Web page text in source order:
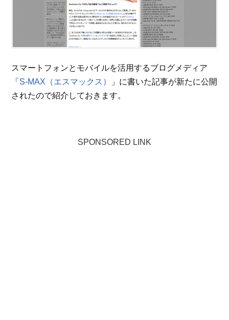
スマートフォンとモバイルを活用するブログメディア
「 S-MAX（エスマックス）
」に書いた記事が新たに公開
されたので紹介しておきます。
SPONSORED LINK